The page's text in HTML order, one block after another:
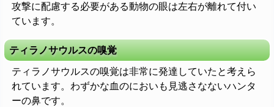
攻撃に配慮する必要がある動物の眼は左右が離れて付い
ています。
ティラノサウルスの嗅覚
ティラノサウルスの嗅覚は非常に発達していたと考えら
れています。わずかな血のにおいも見逃さなないハンタ
ーの鼻です。